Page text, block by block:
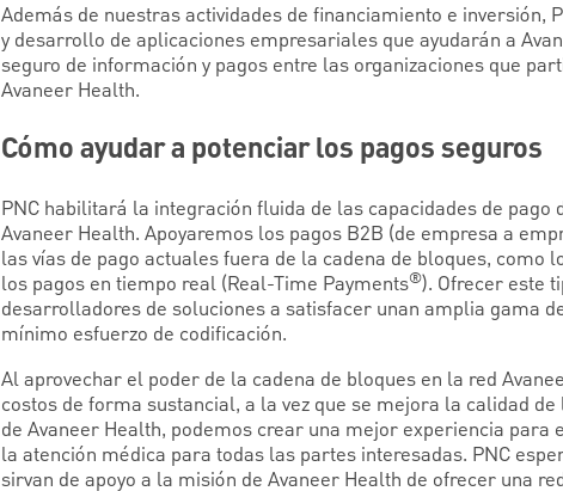
Además de nuestras actividades de financiamiento e inversión,
y desarrollo de aplicaciones empresariales que ayudarán a
seguro de información y pagos entre las organizaciones que
Avaneer Health.
Cómo ayudar a potenciar los pagos seguros
PNC habilitará la integración fluida de las capacidades de
Avaneer Health. Apoyaremos los pagos B2B (de empresa a
las vías de pago actuales fuera de la cadena de bloques, como
los pagos en tiempo real (Real-Time Payments®). Ofrecer este
desarrolladores de soluciones a satisfacer unan amplia gama
mínimo esfuerzo de codificación.
Al aprovechar el poder de la cadena de bloques en la red
costos de forma sustancial, a la vez que se mejora la calidad
de Avaneer Health, podemos crear una mejor experiencia
la atención médica para todas las partes interesadas. PNC
sirvan de apoyo a la misión de Avaneer Health de ofrecer una